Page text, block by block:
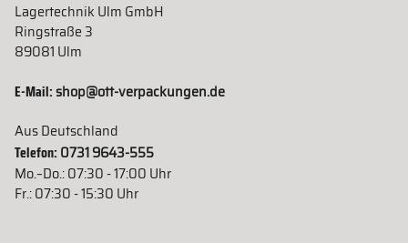
Lagertechnik Ulm GmbH
Ringstraße 3
89081 Ulm
E-Mail:shop@ott-verpackungen.de
Aus Deutschland
Telefon: 0731 9643-555
Mo.–Do.: 07:30 - 17:00 Uhr
Fr.: 07:30 - 15:30 Uhr